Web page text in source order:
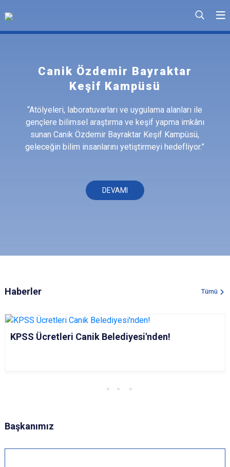
Canik Özdemir Bayraktar
Keşif Kampüsü
“Atölyeleri, laboratuvarları ve uygulama alanları ile
gençlere bilimsel araştırma ve keşif yapma imkânı
sunan Canik Özdemir Bayraktar Keşif Kampüsü,
geleceğin bilim insanlarını yetiştirmeyi hedefliyor.”
DEVAMI
Haberler Tümü
KPSS Ücretleri Canik Belediyesi'nden!
Başkanımız